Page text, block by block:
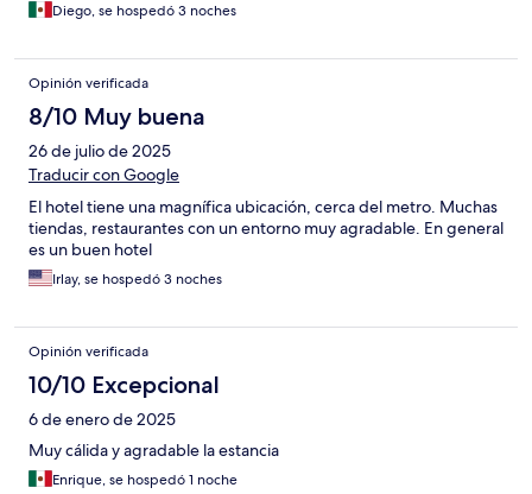
Diego, se hospedó 3 noches
Opinión verificada
8/10 Muy buena
26 de julio de 2025
Traducir con Google
El hotel tiene una magnífica ubicación, cerca del metro. Muchas
tiendas, restaurantes con un entorno muy agradable. En general
es un buen hotel
Irlay, se hospedó 3 noches
Opinión verificada
10/10 Excepcional
6 de enero de 2025
Muy cálida y agradable la estancia
Enrique, se hospedó 1 noche